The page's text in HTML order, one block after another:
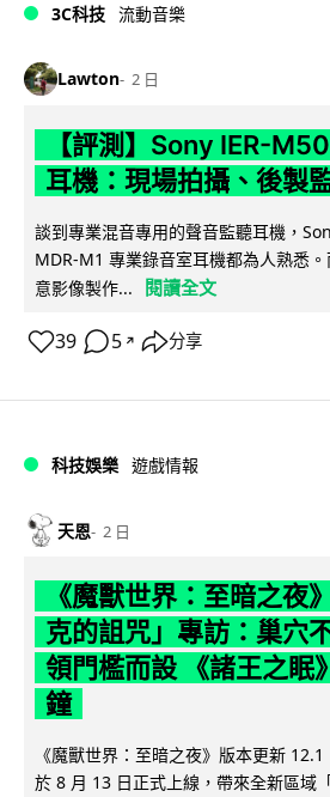
3C科技 流動音樂
Lawton 2 日
【評測】Sony IER-
耳機：現場拍攝、後製
談到專業混音專用的聲音監聽耳機，
MDR-M1 專業錄音室耳機都為人熟悉
意影像製作...
閱讀全文
39 5 ↗ 分享
科技娛樂 遊戲情報
天恩 2 日
《魔獸世界：至暗之夜
克的詛咒」專訪：巢穴
領門檻而設 《諸王之眠
鐘
《魔獸世界：至暗之夜》版本更新
於 8 月 13 日正式上線，帶來全新區域